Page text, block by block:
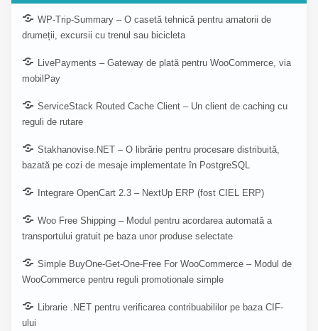
WP-Trip-Summary – O casetă tehnică pentru amatorii de
drumeții, excursii cu trenul sau bicicleta
LivePayments – Gateway de plată pentru WooCommerce, via
mobilPay
ServiceStack Routed Cache Client – Un client de caching cu
reguli de rutare
Stakhanovise.NET – O librărie pentru procesare distribuită,
bazată pe cozi de mesaje implementate în PostgreSQL
Integrare OpenCart 2.3 – NextUp ERP (fost CIEL ERP)
Woo Free Shipping – Modul pentru acordarea automată a
transportului gratuit pe baza unor produse selectate
Simple BuyOne-Get-One-Free For WooCommerce – Modul de
WooCommerce pentru reguli promotionale simple
Librarie .NET pentru verificarea contribuabililor pe baza CIF-
ului